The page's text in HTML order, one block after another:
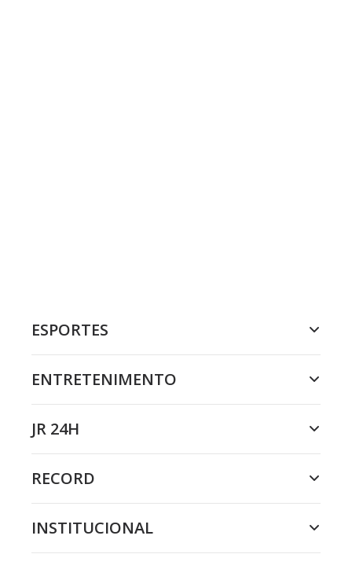
ESPORTES
ENTRETENIMENTO
JR 24H
RECORD
INSTITUCIONAL